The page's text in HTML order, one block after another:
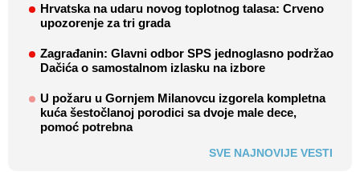
Hrvatska na udaru novog toplotnog talasa: Crveno
upozorenje za tri grada
Zagrađanin: Glavni odbor SPS jednoglasno podržao
Dačića o samostalnom izlasku na izbore
U požaru u Gornjem Milanovcu izgorela kompletna
kuća šestočlanoj porodici sa dvoje male dece,
pomoć potrebna
SVE NAJNOVIJE VESTI